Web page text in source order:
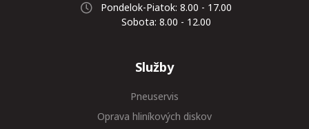
Pondelok-Piatok: 8.00 - 17.00
Sobota: 8.00 - 12.00
Služby
Pneuservis
Oprava hliníkových diskov